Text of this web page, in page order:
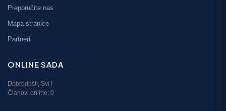
Preporučite nas
Mapa stranice
Partneri
ONLINE SADA
Dobrodošli, Svi !
Članovi online: 0